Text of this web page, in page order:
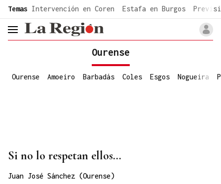
common.go-to-content
Temas Intervención en Coren Estafa en Burgos
header.menu.open
Ourense
Ourense Amoeiro Barbadás Coles Esgos Nogueira
Si no lo respetan ellos...
Juan José Sánchez (Ourense)